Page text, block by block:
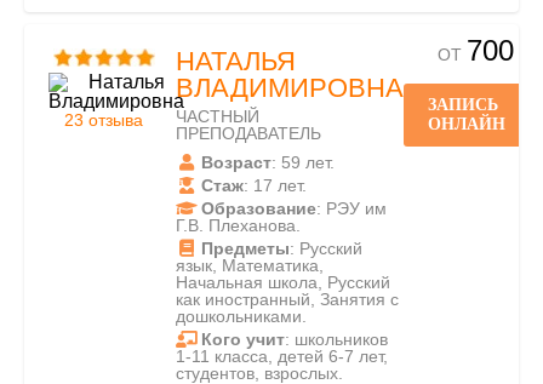
23 отзыва
НАТАЛЬЯ
ВЛАДИМИРОВНА
ЧАСТНЫЙ
ПРЕПОДАВАТЕЛЬ
Возраст: 59 лет.
Стаж: 17 лет.
Образование: РЭУ им
Г.В. Плеханова.
Предметы: Русский
язык, Математика,
Начальная школа, Русский
как иностранный, Занятия с
дошкольниками.
Кого учит: школьников
1-11 класса, детей 6-7 лет,
студентов, взрослых.
ОТ 700
ЗАПИСЬ
ОНЛАЙН